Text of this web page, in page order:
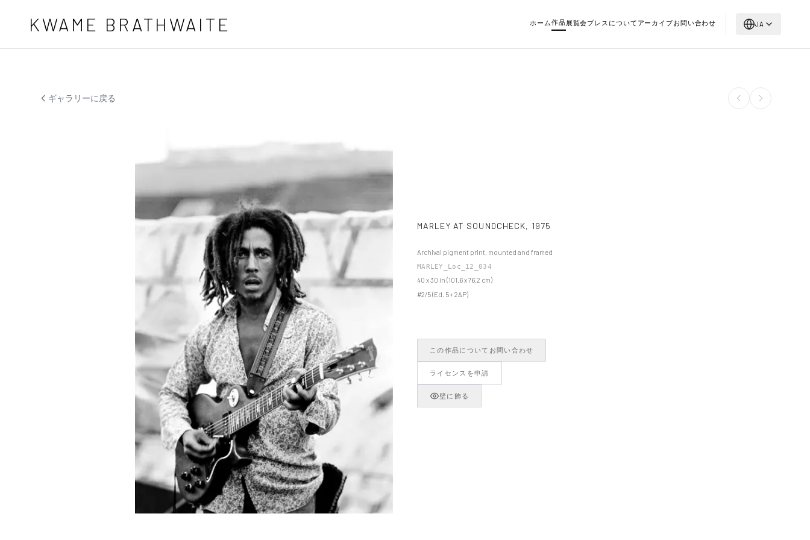
KWAME BRATHWAITE ホーム作品展覧会プレス について アーカイブお問い合わせ JA
ギャラリーに戻る
MARLEY AT SOUNDCHECK, 1975
Archival pigment print, mounted and framed
MARLEY_Loc_12_034
40 x 30 in (101.6 x 76.2 cm)
#2/5 (Ed. 5 + 2AP)
この作品についてお問い合わせ
ライセンスを申請
壁に飾る